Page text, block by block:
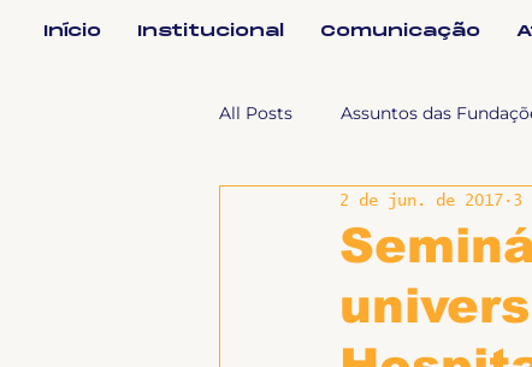
Início Institucional Comunicação
All Posts Assuntos das
Assuntos Jurídicos e Relação
Coordenações Efetivos
2 de jun. de 2017 3